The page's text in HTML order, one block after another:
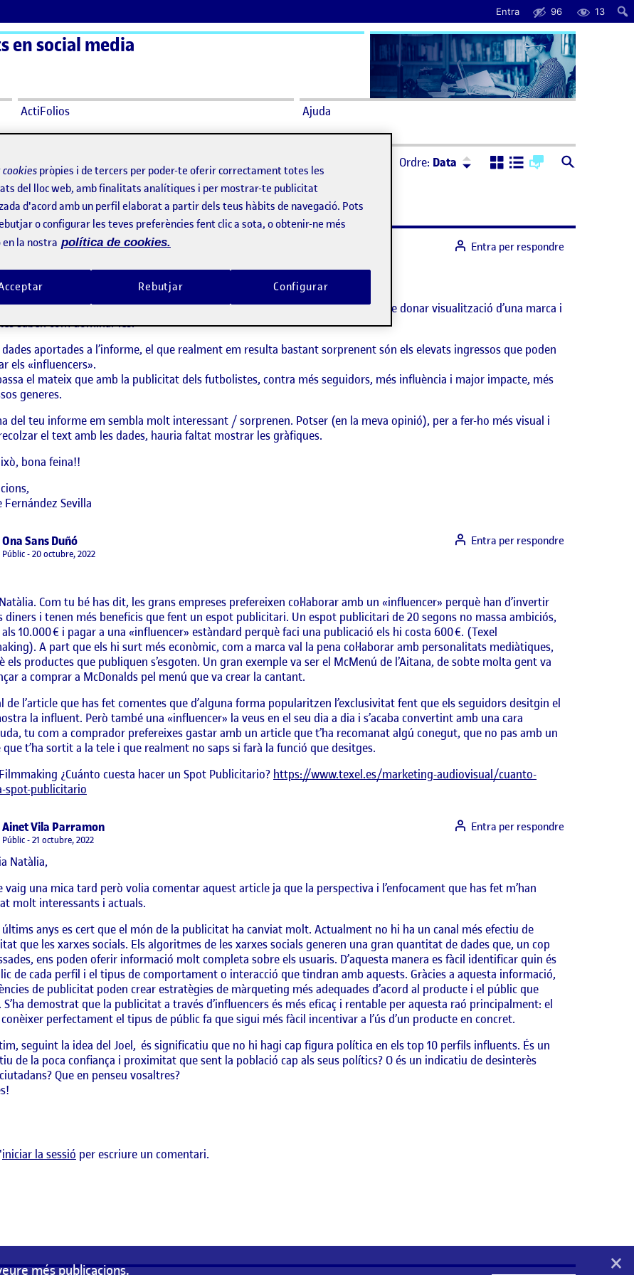
Entra 96 13
en social media
ActiFolios Ajuda
Ordre: Data Ordre: Descendent
i algoritmes dels social media
Selene Fernández Sevillasays:
Natalia!
les xarxes socials i sobretot Instagram tenen un gran potencial a l’hora de donar visualització d’una marca i
saben com dominar-les.
dades aportades a l’informe, el que realment em resulta bastant sorprenent són els elevats ingressos que poden
els «influencers».
el mateix que amb la publicitat dels futbolistes, contra més seguidors, més influència i major impacte, més
generes.
del teu informe em sembla molt interessant / sorprenen. Potser (en la meva opinió), per a fer-ho més visual i
el text amb les dades, hauria faltat mostrar les gràfiques.
bona feina!!
Fernández Sevilla
Entra per respondre
Ona Sans Duñósays:
Visibilitat:
Públic 20 octubre, 2022
Com tu bé has dit, les grans empreses prefereixen col·laborar amb un «influencer» perquè han d’invertir
diners i tenen més beneficis que fent un espot publicitari. Un espot publicitari de 20 segons no massa ambiciós,
10.000 € i pagar a una «influencer» estàndard perquè faci una publicació els hi costa 600 €. (Texel
A part que els hi surt més econòmic, com a marca val la pena col·laborar amb personalitats mediàtiques,
els productes que publiquen s’esgoten. Un gran exemple va ser el McMenú de l’Aitana, de sobte molta gent va
a comprar a McDonalds pel menú que va crear la cantant.
de l’article que has fet comentes que d’alguna forma popularitzen l’exclusivitat fent que els seguidors desitgin el
la influent. Però també una «influencer» la veus en el seu dia a dia i s’acaba convertint amb una cara
tu com a comprador prefereixes gastar amb un article que t’ha recomanat algú conegut, que no pas amb un
t’ha sortit a la tele i que realment no saps si farà la funció que desitges.
¿Cuánto cuesta hacer un Spot Publicitario? https://www.texel.es/marketing-audiovisual/cuanto-
spot-publicitario
Entra per respondre
Ainet Vila Parramonsays:
Visibilitat:
Públic 21 octubre, 2022
Natàlia,
vaig una mica tard però volia comentar aquest article ja que la perspectiva i l’enfocament que has fet m’han
molt interessants i actuals.
últims anys es cert que el món de la publicitat ha canviat molt. Actualment no hi ha un canal més efectiu de
que les xarxes socials. Els algoritmes de les xarxes socials generen una gran quantitat de dades que, un cop
ens poden oferir informació molt completa sobre els usuaris. D’aquesta manera es fàcil identificar quin és
de cada perfil i el tipus de comportament o interacció que tindran amb aquests. Gràcies a aquesta informació,
de publicitat poden crear estratègies de màrqueting més adequades d’acord al producte i el públic que
S’ha demostrat que la publicitat a través d’influencers és més eficaç i rentable per aquesta raó principalment: el
perfectament el tipus de públic fa que sigui més fàcil incentivar a l’ús d’un producte en concret.
seguint la idea del Joel, és significatiu que no hi hagi cap figura política en els top 10 perfils influents. És un
de la poca confiança i proximitat que sent la població cap als seus polítics? O és un indicatiu de desinterès
Que en penseu vosaltres?
Entra per respondre
iniciar la sessió per escriure un comentari.
més publicacions. ×
cookies pròpies i de tercers per poder-te oferir correctament totes les
del lloc web, amb finalitats analítiques i per mostrar-te publicitat
d'acord amb un perfil elaborat a partir dels teus hàbits de navegació. Pots
o configurar les teves preferències fent clic a sota, o obtenir-ne més
la nostra política de cookies.
Rebutjar Configurar